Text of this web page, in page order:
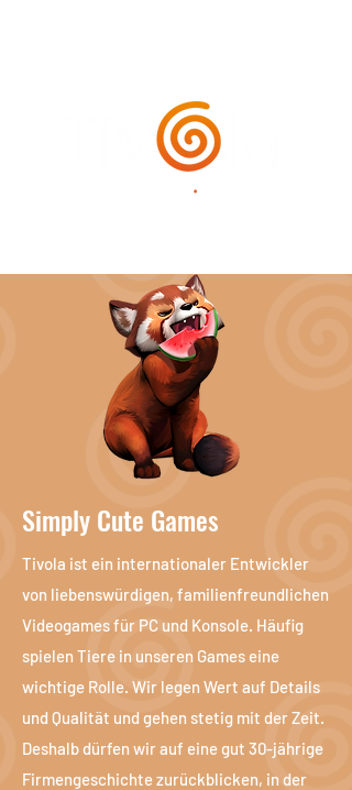
Simply Cute Games
Tivola ist ein internationaler Entwickler
von liebenswürdigen, familienfreundlichen
Videogames für PC und Konsole. Häufig
spielen Tiere in unseren Games eine
wichtige Rolle. Wir legen Wert auf Details
und Qualität und gehen stetig mit der Zeit.
Deshalb dürfen wir auf eine gut 30-jährige
Firmengeschichte zurückblicken, in der